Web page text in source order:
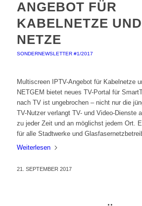
ANGEBOT FÜR
KABELNETZE
NETZE
SONDERNEWSLETTER #1/2017
Multiscreen IPTV-Angebot für Kabelnetze
NETGEM bietet neues TV-Portal für
nach TV ist ungebrochen – nicht nur die
TV-Nutzer verlangt TV- und Video-Dienste
zu jeder Zeit und an möglichst jedem Ort.
für alle Stadtwerke und
Weiterlesen
21. SEPTEMBER 2017